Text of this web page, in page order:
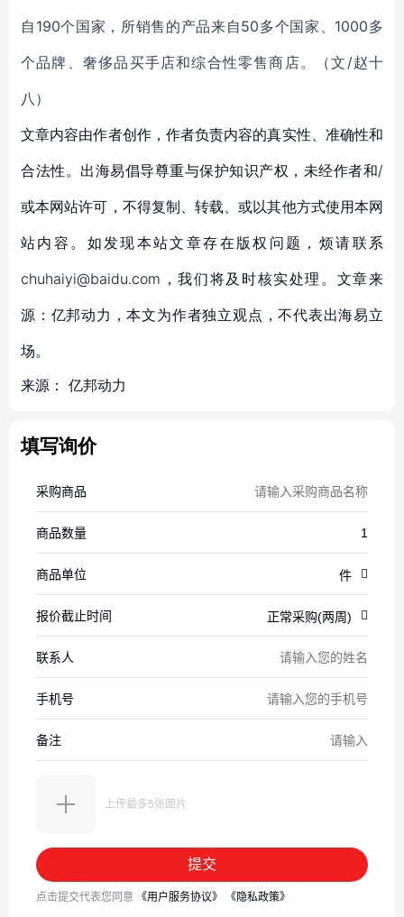
自190个国家，所销售的产品来自50多个国家、1000多
个品牌、奢侈品买手店和综合性零售商店。（文/赵十
八）
文章内容由作者创作，作者负责内容的真实性、准确性和
合法性。出海易倡导尊重与保护知识产权，未经作者和/
或本网站许可，不得复制、转载、或以其他方式使用本网
站内容。如发现本站文章存在版权问题，烦请联系
chuhaiyi@baidu.com，我们将及时核实处理。文章来
源：亿邦动力，本文为作者独立观点，不代表出海易立
场。
来源： 亿邦动力
填写询价